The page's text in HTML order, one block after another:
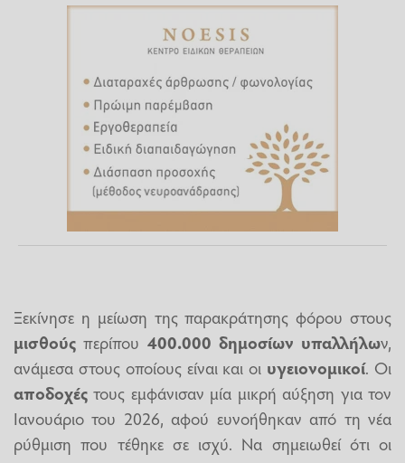
Ξεκίνησε η μείωση της παρακράτησης φόρου στους
μισθούς περίπου 400.000 δημοσίων υπαλλήλων,
ανάμεσα στους οποίους είναι και οι υγειονομικοί. Οι
αποδοχές τους εμφάνισαν μία μικρή αύξηση για τον
Ιανουάριο του 2026, αφού ευνοήθηκαν από τη νέα
ρύθμιση που τέθηκε σε ισχύ. Να σημειωθεί ότι οι